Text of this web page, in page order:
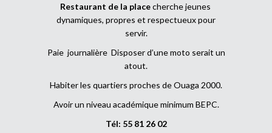
Restaurant de la placecherche jeunes
dynamiques, propres et respectueux pour
servir.
Paie journalière Disposer d’une moto serait un
atout.
Habiter les quartiers proches de Ouaga 2000.
Avoir un niveau académique minimum BEPC.
Tél: 55 81 26 02